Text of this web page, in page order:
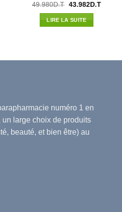
49.980D.T Le
initial
était :
43.982D.TLe
LIRE LA SUITE
numéro 1 en
un large choix de produits
beauté, et bien être) au